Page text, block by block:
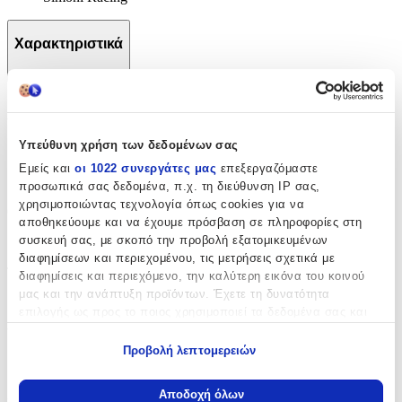
Υπεύθυνη χρήση των δεδομένων σας
Εμείς και οι 1022 συνεργάτες μας επεξεργαζόμαστε
προσωπικά σας δεδομένα, π.χ. τη διεύθυνση IP σας,
χρησιμοποιώντας τεχνολογία όπως cookies για να
αποθηκεύουμε και να έχουμε πρόσβαση σε πληροφορίες στη
συσκευή σας, με σκοπό την προβολή εξατομικευμένων
διαφημίσεων και περιεχομένου, τις μετρήσεις σχετικά με
διαφημίσεις και περιεχόμενο, την καλύτερη εικόνα του κοινού
μας και την ανάπτυξη προϊόντων. Έχετε τη δυνατότητα
Να συλλέξουμε πληροφορίες σχετικά με τη γεωγραφική
Προβολή λεπτομερειών
Αποδοχή όλων
Χαρακτηριστικά
+
Χαρακτηριστικά
με Κλειδαριά:
Όχι
Θέμα:
Αυτοκίνητα
Τύπος:
Μπρελόκ